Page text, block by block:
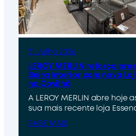
31 Julho 2026
LEROY MERLIN reforça
Beira Interior com nova
na Covilhã
A LEROY MERLIN abre hoje
sua mais recente loja
SABE MAIS